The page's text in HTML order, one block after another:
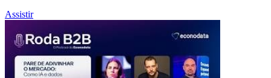
Assistir